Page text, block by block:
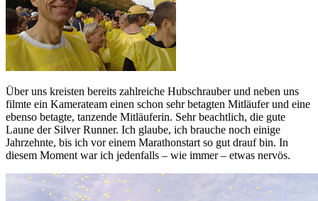
Über uns kreisten bereits zahlreiche Hubschrauber und neben uns
filmte ein Kamerateam einen schon sehr betagten Mitläufer und eine
ebenso betagte, tanzende Mitläuferin. Sehr beachtlich, die gute
Laune der Silver Runner. Ich glaube, ich brauche noch einige
Jahrzehnte, bis ich vor einem Marathonstart so gut drauf bin. In
diesem Moment war ich jedenfalls – wie immer – etwas nervös.